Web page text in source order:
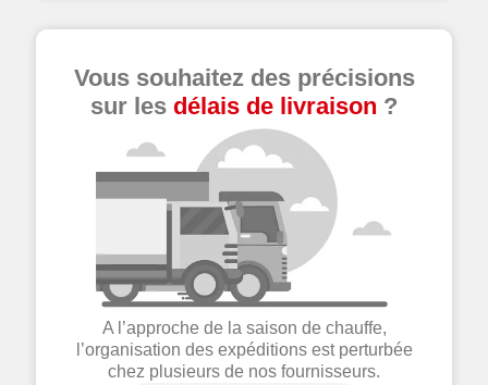
Vous souhaitez des précisions
sur les délais de livraison ?
A l’approche de la saison de chauffe,
l’organisation des expéditions est perturbée
chez plusieurs de nos fournisseurs.